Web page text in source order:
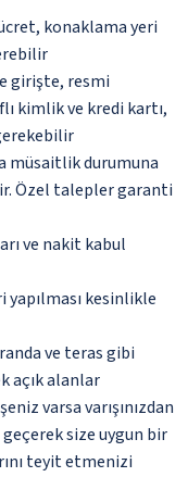
konaklama yeri
girişte, resmi
kimlik ve kredi kartı,
müsaitlik durumuna
Özel talepler garanti
ve nakit kabul
kesinlikle
ve teras gibi
açık alanlar
varsa varışınızdan
size uygun bir
teyit etmenizi